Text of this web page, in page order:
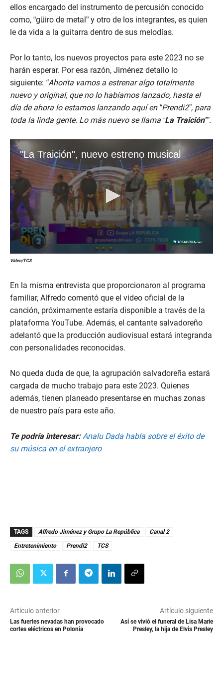
ellos encargado del instrumento de percusión conocido
como, “güiro de metal” y otro de los integrantes, es quien
le da vida a la guitarra dentro de sus melodías.
Por lo tanto, los nuevos proyectos para este 2023 no se
harán esperar. Por esa razón, Jiménez detallo lo
siguiente: “Ahorita vamos a estrenar algo totalmente
nuevo y original, que no lo habíamos lanzado, hasta el
día de ahora lo estamos lanzando aquí en “Prendi2”, para
toda la linda gente. Lo más nuevo se llama ‘La Traición’”.
Video/TCS
En la misma entrevista que proporcionaron al programa
familiar, Alfredo comentó que el video oficial de la
canción, próximamente estaría disponible a través de la
plataforma YouTube. Además, el cantante salvadoreño
adelantó que la producción audiovisual estará integranda
con personalidades reconocidas.
No queda duda de que, la agrupación salvadoreña estará
cargada de mucho trabajo para este 2023. Quienes
además, tienen planeado presentarse en muchas zonas
de nuestro país para este año.
Te podría interesar:Analu Dada habla sobre el éxito de
su música en el extranjero
TAGS Alfredo Jiménez y Grupo La República
Canal 2
Entretenimiento
Prendi2 TCS
Artículo anterior
Las fuertes nevadas han provocado
cortes eléctricos en Polonia
Artículo siguiente
Así se vivió el funeral de Lisa Marie
Presley, la hija de Elvis Presley